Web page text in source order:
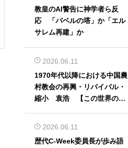
教皇のAI警告に神学者ら反
応 「バベルの塔」か「エル
サレム再建」か
2026.06.11
1970年代以降における中国農
村教会の再興・リバイバル・
縮小 袁浩 【この世界の片
2026.06.11
歴代C-Week委員長が歩み語